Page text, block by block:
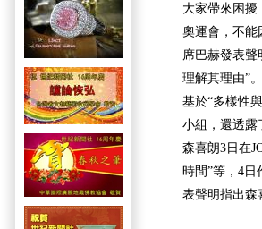
大家帶來困擾
奧運會，不能
席巴赫發表
理解其理由”。
基於“多樣性
小組，還透露
森喜朗3日在
時間”等，4
表聲明指出森